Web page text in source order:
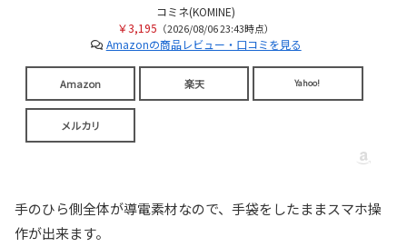
コミネ(KOMINE)
￥3,195 （2026/08/06 23:43時点）
Amazonの商品レビュー・口コミを見る
Amazon 楽天 Yahoo!
メルカリ
手のひら側全体が導電素材なので、手袋をしたままスマホ操
作が出来ます。